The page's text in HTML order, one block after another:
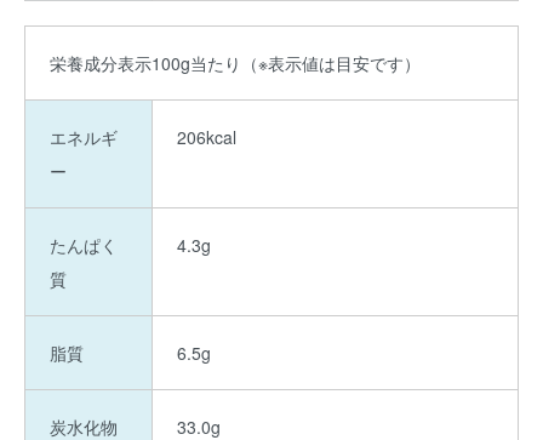
栄養成分表示100g当たり（※表示値は目安です）
エネルギ
ー
206kcal
たんぱく
質
4.3g
脂質 6.5g
炭水化物 33.0g